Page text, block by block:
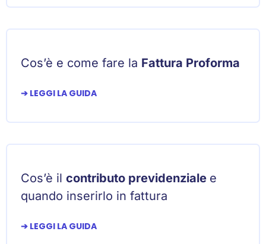
Cos’è e come fare la Fattura Proforma
➔ LEGGI LA GUIDA
Cos’è il contributo previdenziale e
quando inserirlo in fattura
➔ LEGGI LA GUIDA